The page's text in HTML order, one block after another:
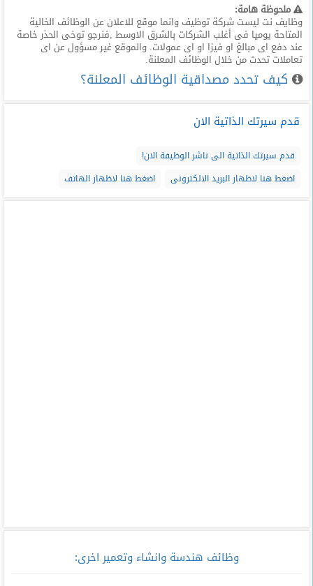
ملحوظة هامة:
وظايف نت ليست شركة توظيف وانما موقع للاعلان عن الوظائف الخالية
المتاحة يوميا فى أغلب الشركات بالشرق الاوسط ,فنرجو توخى الحذر خاصة
عند دفع اى مبالغ او فيزا او اى عمولات. والموقع غير مسؤول عن اى
تعاملات تحدث من خلال الوظائف المعلنة.
كيف تحدد مصداقية الوظائف المعلنة؟
قدم سيرتك الذاتية الان
قدم سيرتك الذاتية الى ناشر الوظيفة الان!
اضغط هنا لاظهار البريد الالكترونى
اضغط هنا لاظهار الهاتف
وظائف هندسة وانشاء وتعمير اخرى: